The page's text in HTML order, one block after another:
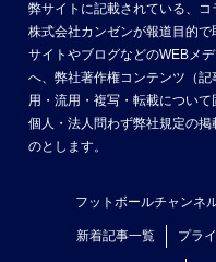
弊サイトに記載されている、コ
株式会社カンゼンが報道目的
サイトやブログなどのWEBメ
へ、弊社著作権コンテンツ（記
用・流用・複写・転載について
個人・法人問わず弊社規定の
のとします。
フットボールチャンネ
新着記事一覧 プラ